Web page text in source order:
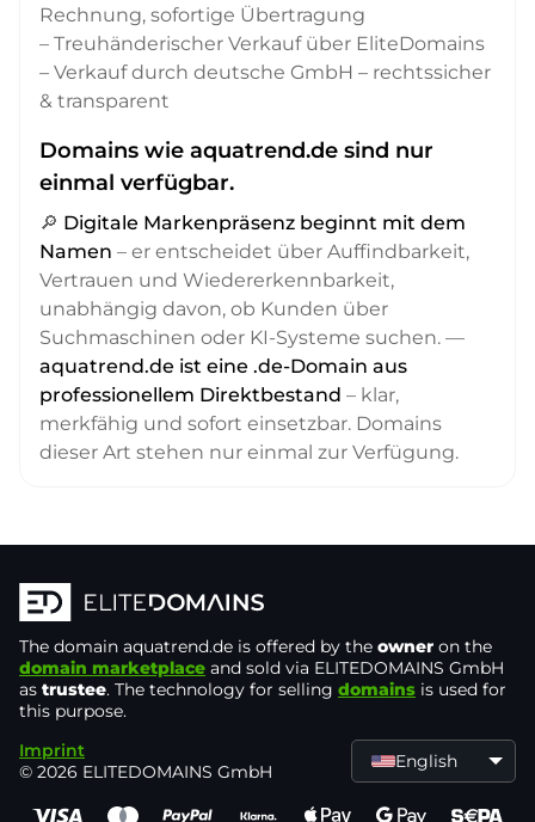
Rechnung, sofortige Übertragung
– Treuhänderischer Verkauf über EliteDomains
– Verkauf durch deutsche GmbH – rechtssicher
& transparent
Domains wie aquatrend.de sind nur
einmal verfügbar.
🔎 Digitale Markenpräsenz beginnt mit dem
Namen – er entscheidet über Auffindbarkeit,
Vertrauen und Wiedererkennbarkeit,
unabhängig davon, ob Kunden über
Suchmaschinen oder KI-Systeme suchen. —
aquatrend.de ist eine .de-Domain aus
professionellem Direktbestand – klar,
merkfähig und sofort einsetzbar. Domains
dieser Art stehen nur einmal zur Verfügung.
The domain aquatrend.de is offered by the owner on the
domain marketplace and sold via ELITEDOMAINS GmbH
as trustee. The technology for selling domains is used for
this purpose.
Imprint
© 2026 ELITEDOMAINS GmbH
English